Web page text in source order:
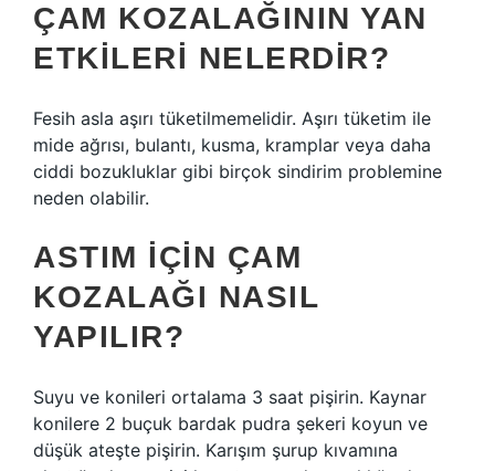
ÇAM KOZALAĞININ YAN
ETKILERI NELERDIR?
Fesih asla aşırı tüketilmemelidir. Aşırı tüketim ile
mide ağrısı, bulantı, kusma, kramplar veya daha
ciddi bozukluklar gibi birçok sindirim problemine
neden olabilir.
ASTIM IÇIN ÇAM
KOZALAĞI NASIL
YAPILIR?
Suyu ve konileri ortalama 3 saat pişirin. Kaynar
konilere 2 buçuk bardak pudra şekeri koyun ve
düşük ateşte pişirin. Karışım şurup kıvamına